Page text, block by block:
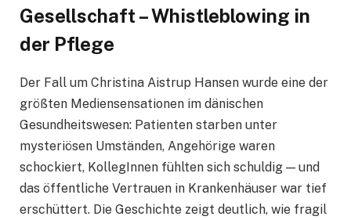
Gesellschaft – Whistleblowing in
der Pflege
Der Fall um Christina Aistrup Hansen wurde eine der
größten Mediensensationen im dänischen
Gesundheitswesen: Patienten starben unter
mysteriösen Umständen, Angehörige waren
schockiert, KollegInnen fühlten sich schuldig — und
das öffentliche Vertrauen in Krankenhäuser war tief
erschüttert. Die Geschichte zeigt deutlich, wie fragil